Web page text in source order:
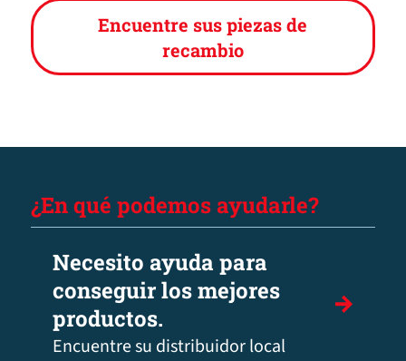
Encuentre sus piezas de
recambio
¿En qué podemos ayudarle?
Necesito ayuda para
conseguir los mejores
productos.
Encuentre su distribuidor local